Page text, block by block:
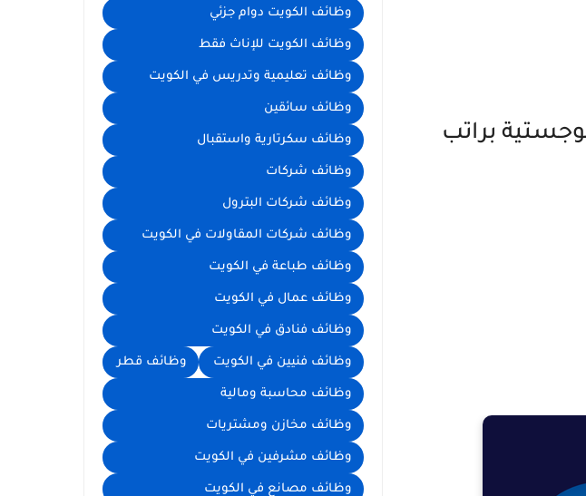
براتب
وظائف الكويت دوام جزئي
وظائف الكويت للإناث فقط
وظائف تعليمية وتدريس في الكويت
وظائف سائقين
وظائف سكرتارية واستقبال
وظائف شركات
وظائف شركات البترول
وظائف شركات المقاولات في الكويت
وظائف طباعة في الكويت
وظائف عمال في الكويت
وظائف فنادق في الكويت
وظائف فنيين في الكويت وظائف قطر
وظائف محاسبة ومالية
وظائف مخازن ومشتريات
وظائف مشرفين في الكويت
وظائف مصانع في الكويت